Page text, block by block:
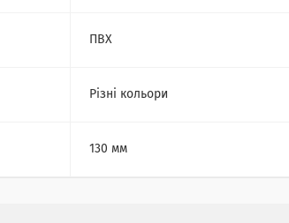
ПВХ
Різні кольори
130 мм